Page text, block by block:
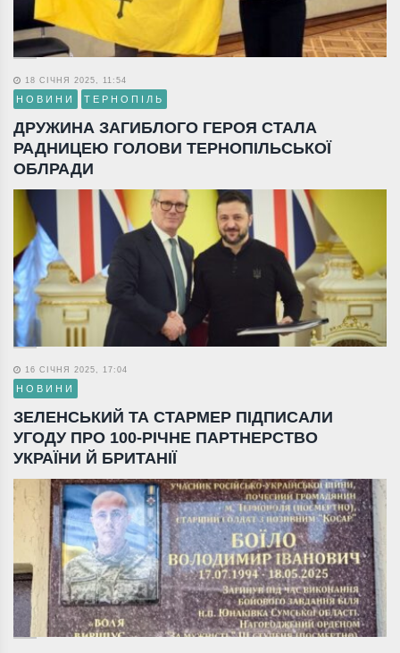
18 СІЧНЯ 2025, 11:54
НОВИНИ ТЕРНОПІЛЬ
ДРУЖИНА ЗАГИБЛОГО ГЕРОЯ СТАЛА
РАДНИЦЕЮ ГОЛОВИ ТЕРНОПІЛЬСЬКОЇ
ОБЛРАДИ
16 СІЧНЯ 2025, 17:04
НОВИНИ
ЗЕЛЕНСЬКИЙ ТА СТАРМЕР ПІДПИСАЛИ
УГОДУ ПРО 100-РІЧНЕ ПАРТНЕРСТВО
УКРАЇНИ Й БРИТАНІЇ